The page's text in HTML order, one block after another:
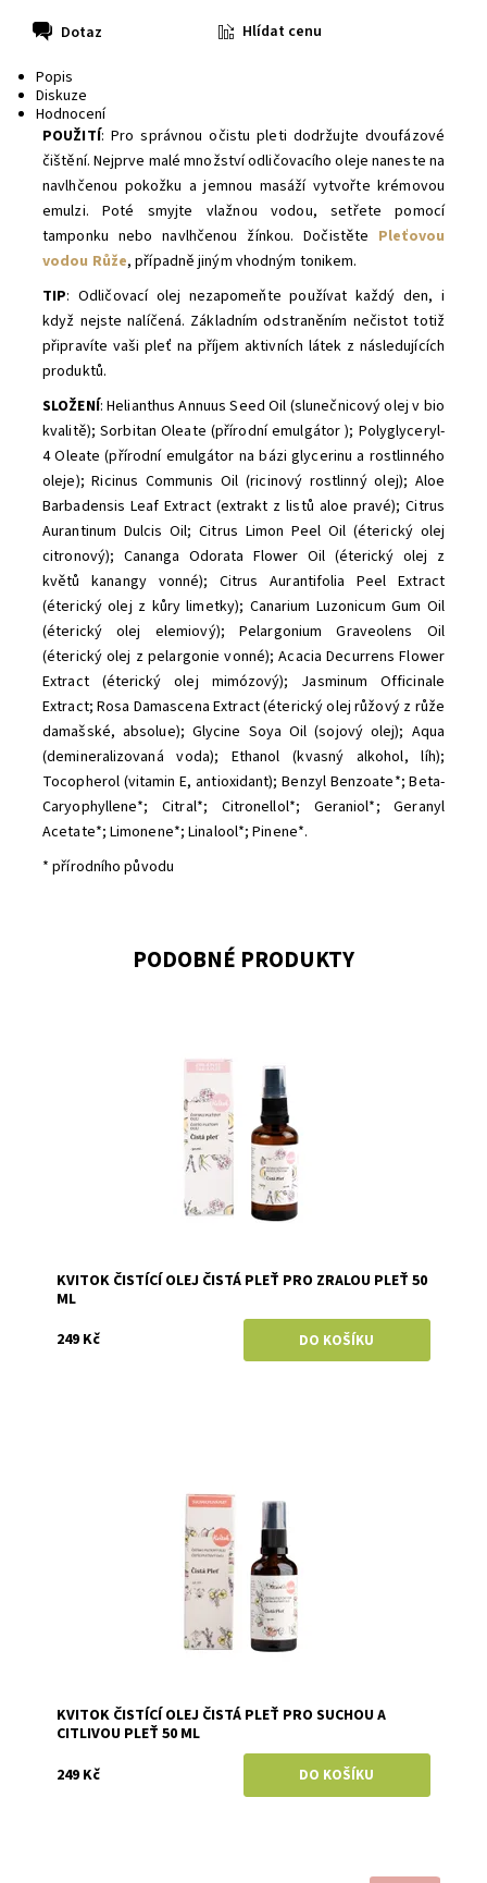
Dotaz Hlídat cenu
Popis
Diskuze
Hodnocení
POUŽITÍ: Pro správnou očistu pleti dodržujte dvoufázové
čištění. Nejprve malé množství odličovacího oleje naneste na
navlhčenou pokožku a jemnou masáží vytvořte krémovou
emulzi. Poté smyjte vlažnou vodou, setřete pomocí
tamponku nebo navlhčenou žínkou. Dočistěte Pleťovou
vodou Růže, případně jiným vhodným tonikem.
TIP: Odličovací olej nezapomeňte používat každý den, i
když nejste nalíčená. Základním odstraněním nečistot totiž
připravíte vaši pleť na příjem aktivních látek z následujících
produktů.
SLOŽENÍ: Helianthus Annuus Seed Oil (slunečnicový olej v bio
kvalitě); Sorbitan Oleate (přírodní emulgátor ); Polyglyceryl-
4 Oleate (přírodní emulgátor na bázi glycerinu a rostlinného
oleje); Ricinus Communis Oil (ricinový rostlinný olej); Aloe
Barbadensis Leaf Extract (extrakt z listů aloe pravé); Citrus
Aurantinum Dulcis Oil; Citrus Limon Peel Oil (éterický olej
citronový); Cananga Odorata Flower Oil (éterický olej z
květů kanangy vonné); Citrus Aurantifolia Peel Extract
(éterický olej z kůry limetky); Canarium Luzonicum Gum Oil
(éterický olej elemiový); Pelargonium Graveolens Oil
(éterický olej z pelargonie vonné); Acacia Decurrens Flower
Extract (éterický olej mimózový); Jasminum Officinale
Extract; Rosa Damascena Extract (éterický olej růžový z růže
damašské, absolue); Glycine Soya Oil (sojový olej); Aqua
(demineralizovaná voda); Ethanol (kvasný alkohol, líh);
Tocopherol (vitamin E, antioxidant); Benzyl Benzoate*; Beta-
Caryophyllene*; Citral*; Citronellol*; Geraniol*; Geranyl
Acetate*; Limonene*; Linalool*; Pinene*.
* přírodního původu
PODOBNÉ PRODUKTY
KVITOK ČISTÍCÍ OLEJ ČISTÁ PLEŤ PRO ZRALOU PLEŤ 50
ML
249 Kč
KVITOK ČISTÍCÍ OLEJ ČISTÁ PLEŤ PRO SUCHOU A
CITLIVOU PLEŤ 50 ML
249 Kč